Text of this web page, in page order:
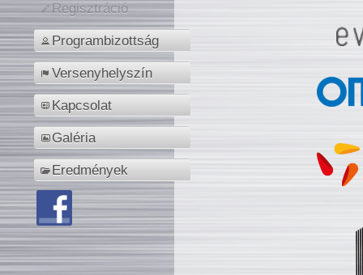
Regisztráció
Programbizottság
Versenyhelyszín
Kapcsolat
Galéria
Eredmények